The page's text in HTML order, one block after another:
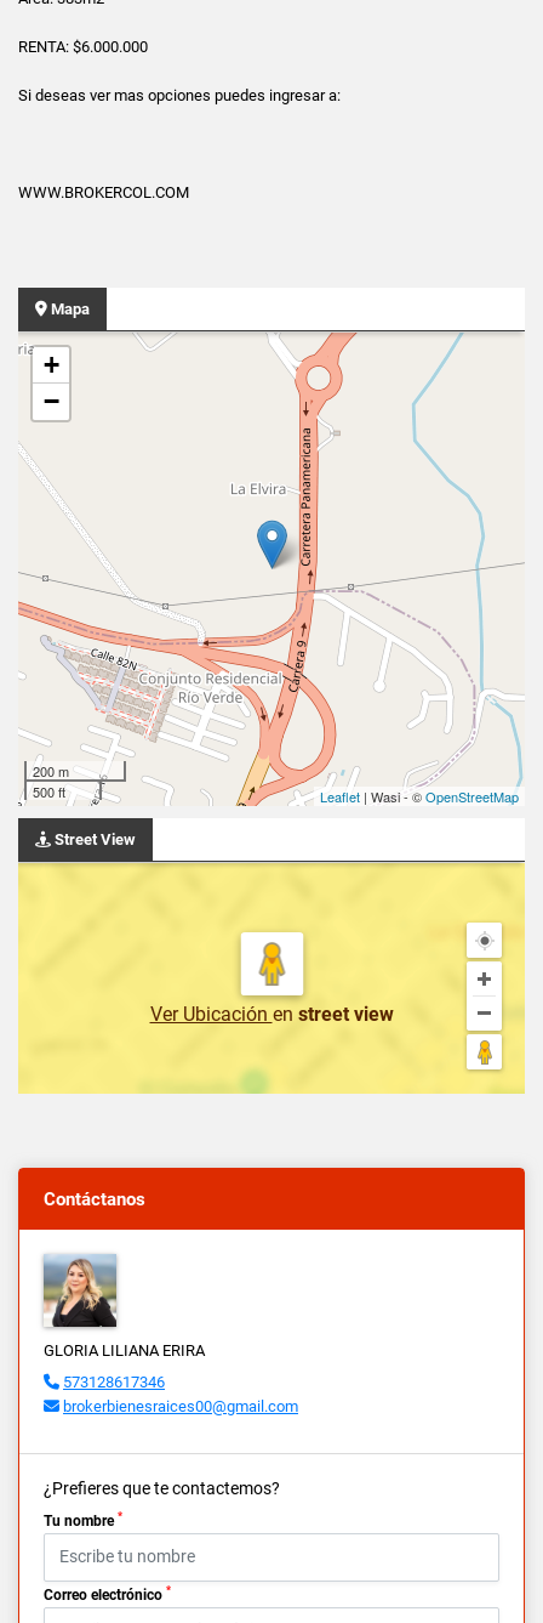
RENTA: $6.000.000
Si deseas ver mas opciones puedes ingresar a:
WWW.BROKERCOL.COM
Mapa
+
−
200 m
500 ft
Leaflet | Wasi - ©OpenStreetMap
Street View
Ver Ubicación en street view
Contáctanos
GLORIA LILIANA ERIRA
573128617346
brokerbienesraices00@gmail.com
¿Prefieres que te contactemos?
Tu nombre *
Correo electrónico *